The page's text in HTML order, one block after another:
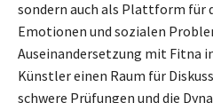
sondern auch als Plattform für
Emotionen und sozialen
Auseinandersetzung mit Fitna
Künstler einen Raum für
schwere Prüfungen und die